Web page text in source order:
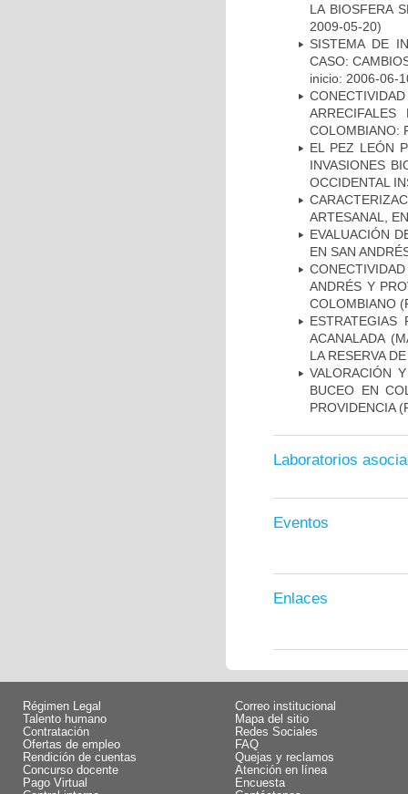
LA BIOSFERA
2009-05-20)
SISTEMA DE
CASO:
inicio: 2006-06-
COLOMBIANO:
EL PEZ LEÓN
INVASIONES
OCCIDENTAL
ARTESANAL,
EVALUACIÓN
EN SAN
ANDRÉS Y
COLOMBIANO
ACANALADA
LA RESERVA
VALORACIÓN
BUCEO EN
PROVIDENCIA
Laboratorios
Eventos
Enlaces
Régimen Legal
Talento humano
Contratación
Ofertas de empleo
Rendición de cuentas
Concurso docente
Pago Virtual
Correo institucional
Mapa del sitio
Redes Sociales
FAQ
Quejas y reclamos
Atención en línea
Encuesta